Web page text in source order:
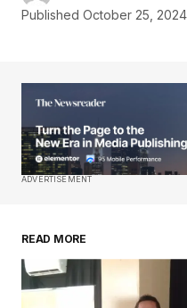
Published October 25, 2024
ADVERTISEMENT
READ MORE